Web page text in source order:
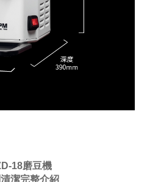
18磨豆機
潔完整介紹